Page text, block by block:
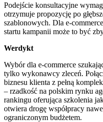
Podejście konsultacyjne
otrzymuje propozycję po
szablonowych. Dla e-
startu kampanii może to być
Werdykt
Wybór dla e-commerce
tylko wykonawcy zleceń.
biznesu klienta z pełną
– rzadkość na polskim rynku
rankingu oferująca szkolenia
otwiera drogę współpracy
ograniczonym budżetem.